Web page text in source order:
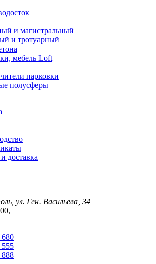
и магистральный
и тротуарный
мебель Loft
парковки
полусферы
доставка
ул. Ген. Васильева, 34